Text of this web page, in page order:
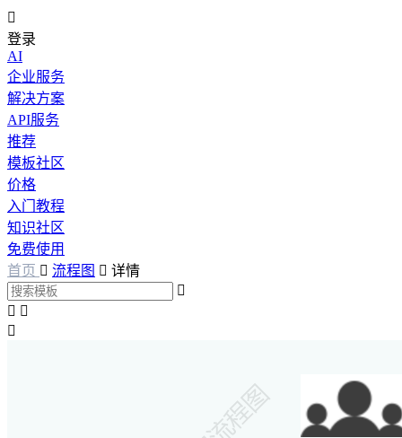

登录
AI
企业服务
解决方案
API服务
推荐
模板社区
价格
入门教程
知识社区
免费使用
首页  流程图  详情

 
